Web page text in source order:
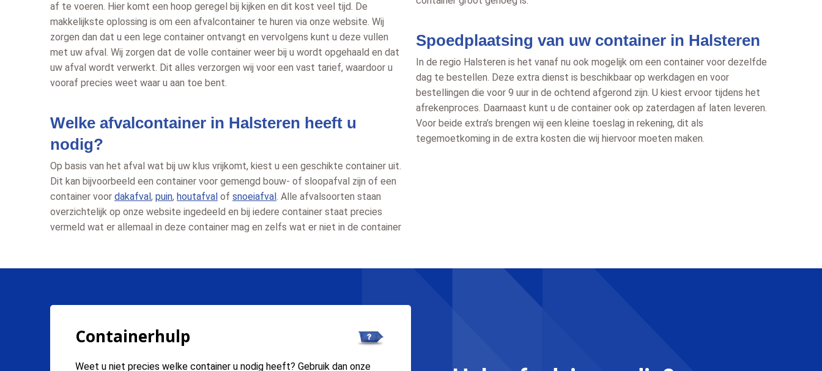
af te voeren. Hier komt een hoop geregel bij kijken en dit kost veel tijd. De
makkelijkste oplossing is om een afvalcontainer te huren via onze website. Wij
zorgen dan dat u een lege container ontvangt en vervolgens kunt u deze vullen
met uw afval. Wij zorgen dat de volle container weer bij u wordt opgehaald en dat
uw afval wordt verwerkt. Dit alles verzorgen wij voor een vast tarief, waardoor u
vooraf precies weet waar u aan toe bent.
Welke afvalcontainer in Halsteren heeft u
nodig?
Op basis van het afval wat bij uw klus vrijkomt, kiest u een geschikte container uit.
Dit kan bijvoorbeeld een container voor gemengd bouw- of sloopafval zijn of een
container voor dakafval, puin, houtafval of snoeiafval. Alle afvalsoorten staan
overzichtelijk op onze website ingedeeld en bij iedere container staat precies
vermeld wat er allemaal in deze container mag en zelfs wat er niet in de container
Spoedplaatsing van uw container in Halsteren
In de regio Halsteren is het vanaf nu ook mogelijk om een container voor dezelfde
dag te bestellen. Deze extra dienst is beschikbaar op werkdagen en voor
bestellingen die voor 9 uur in de ochtend afgerond zijn. U kiest ervoor tijdens het
afrekenproces. Daarnaast kunt u de container ook op zaterdagen af laten leveren.
Voor beide extra’s brengen wij een kleine toeslag in rekening, dit als
tegemoetkoming in de extra kosten die wij hiervoor moeten maken.
Containerhulp
Weet u niet precies welke container u nodig heeft? Gebruik dan onze